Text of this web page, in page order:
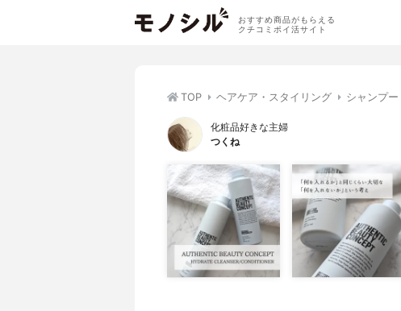
おすすめ商品がもらえる
クチコミポイ活サイト
TOP ヘアケア・スタイリング シャンプー
化粧品好きな主婦
つくね